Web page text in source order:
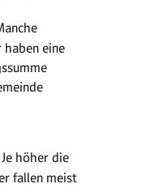
haben eine
Je höher die
fallen meist